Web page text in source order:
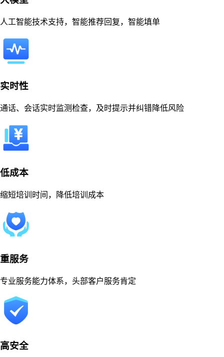
人工智能技术支持，智能推荐回复，智能填单
实时性
通话、会话实时监测检查，及时提示并纠错降低风险
低成本
缩短培训时间，降低培训成本
重服务
专业服务能力体系，头部客户服务肯定
高安全